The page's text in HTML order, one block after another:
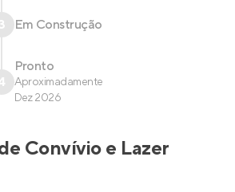
Em Construção
Pronto
Aproximadamente
Dez 2026
Convívio e Lazer